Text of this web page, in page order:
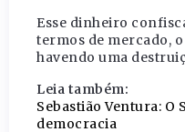
Esse dinheiro
termos de mercado,
havendo uma
Leia também:
Sebastião Ventura: O
democracia